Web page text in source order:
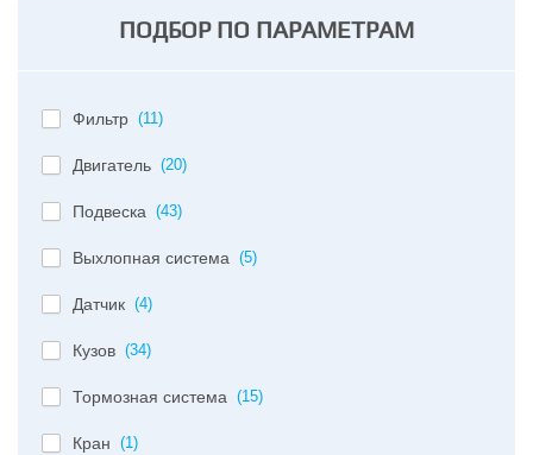
ПОДБОР ПО ПАРАМЕТРАМ
Фильтр (11)
Двигатель (20)
Подвеска (43)
Выхлопная система (5)
Датчик (4)
Кузов (34)
Тормозная система (15)
Кран (1)